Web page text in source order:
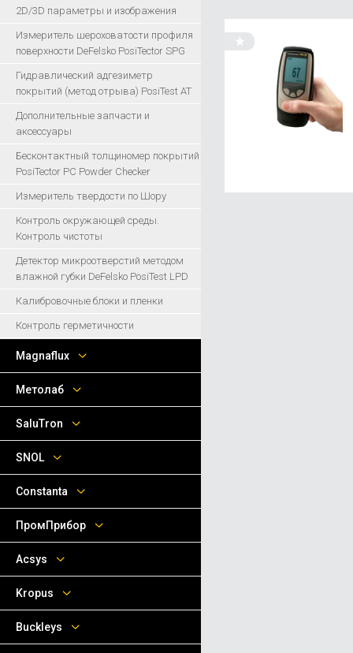
2D/3D параметры и изображения
Измеритель шероховатости профиля
поверхности DeFelsko PosiTector SPG
Гидравлический адгезиметр
покрытий (метод отрыва) PosiTest AT
Дополнительные запчасти и
аксессуары
Бесконтактный толщиномер покрытий
PosiTector PC Powder Checker
Измеритель твердости по Шору
Контроль окружающей среды.
Контроль чистоты
Детектор микроотверстий методом
влажной губки DeFelsko PosiTest LPD
Калибровочные блоки и пленки
Контроль герметичности
Magnaflux
Метолаб
SaluTron
SNOL
Сonstanta
ПромПрибор
Acsys
Kropus
Buckleys